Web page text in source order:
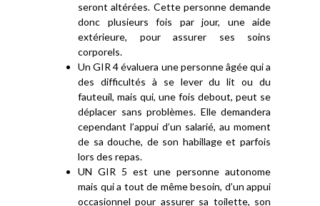
seront altérées. Cette personne demande
donc plusieurs fois par jour, une aide
extérieure, pour assurer ses soins
corporels.
Un GIR 4 évaluera une personne âgée qui a
des difficultés à se lever du lit ou du
fauteuil, mais qui, une fois debout, peut se
déplacer sans problèmes. Elle demandera
cependant l’appui d’un salarié, au moment
de sa douche, de son habillage et parfois
lors des repas.
UN GIR 5 est une personne autonome
mais qui a tout de même besoin, d’un appui
occasionnel pour assurer sa toilette, son